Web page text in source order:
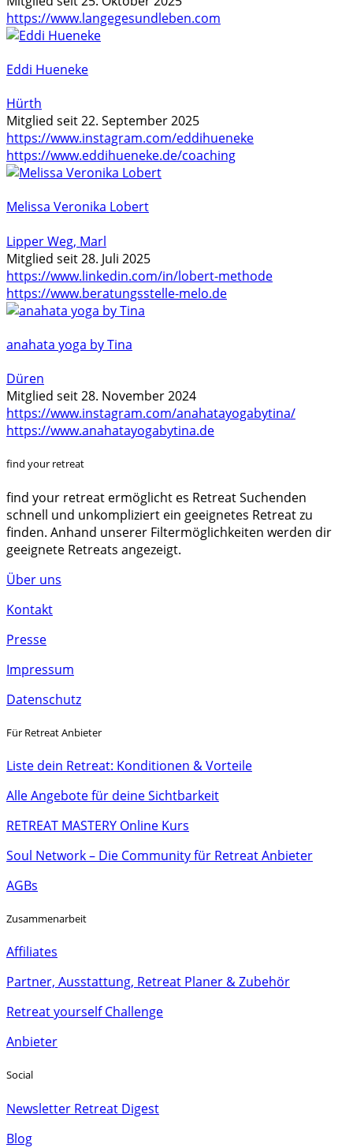
https://www.langegesundleben.com
Eddi Hueneke
Hürth
Mitglied seit 22. September 2025
https://www.instagram.com/eddihueneke
https://www.eddihueneke.de/coaching
Melissa Veronika Lobert
Lipper Weg, Marl
Mitglied seit 28. Juli 2025
https://www.linkedin.com/in/lobert-methode
https://www.beratungsstelle-melo.de
anahata yoga by Tina
Düren
Mitglied seit 28. November 2024
https://www.instagram.com/anahatayogabytina/
https://www.anahatayogabytina.de
find your retreat
find your retreat ermöglicht es Retreat Suchenden
schnell und unkompliziert ein geeignetes Retreat zu
finden. Anhand unserer Filtermöglichkeiten werden dir
geeignete Retreats angezeigt.
Über uns
Kontakt
Presse
Impressum
Datenschutz
Für Retreat Anbieter
Liste dein Retreat: Konditionen & Vorteile
Alle Angebote für deine Sichtbarkeit
RETREAT MASTERY Online Kurs
Soul Network – Die Community für Retreat Anbieter
AGBs
Zusammenarbeit
Affiliates
Partner, Ausstattung, Retreat Planer & Zubehör
Retreat yourself Challenge
Anbieter
Social
Newsletter Retreat Digest
Blog